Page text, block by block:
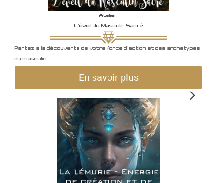
Atelier
L'éveil du Masculin Sacré
Partez à la découverte de votre force d'action et des archetypes
du masculin
En savoir plus